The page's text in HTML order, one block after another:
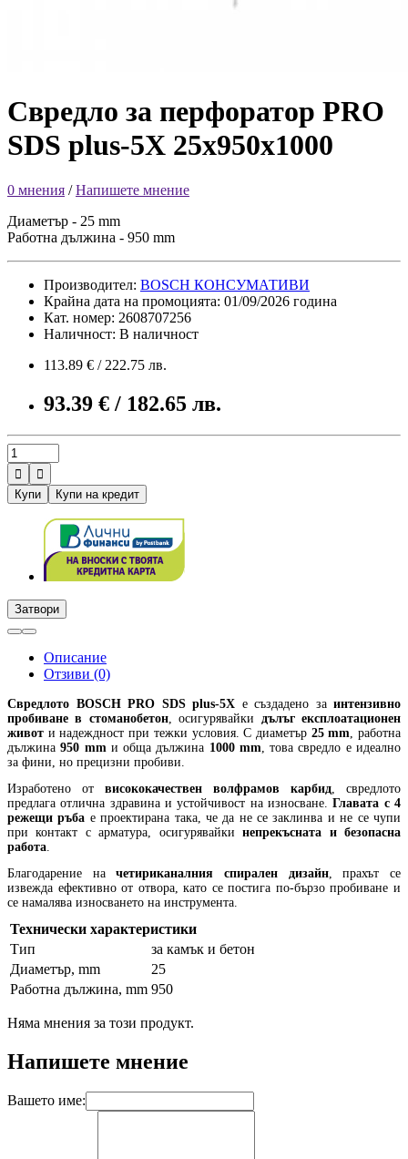
Свредло за перфоратор PRO
SDS plus-5X 25x950x1000
0 мнения /Напишете мнение
Диаметър - 25 mm
Работна дължина - 950 mm
Производител: BOSCH КОНСУМАТИВИ
Крайна дата на промоцията: 01/09/2026 година
Кат. номер: 2608707256
Наличност: В наличност
113.89 € / 222.75 лв.
93.39 € / 182.65 лв.


Купи
Купи на кредит
Затвори
Описание
Отзиви (0)
Свредлото BOSCH PRO SDS plus-5X е създадено за интензивно
пробиване в стоманобетон, осигурявайки
дълъг експлоатационен
живот и надеждност при тежки условия. С диаметър 25 mm , работна
дължина 950 mm и обща дължина 1000 mm , това свредло е идеално
за фини, но прецизни пробиви.
Изработено от
висококачествен волфрамов карбид , свредлото
предлага отлична здравина и устойчивост на износване.
Главата с 4
режещи ръба е проектирана така, че да не се заклинва и не се чупи
при контакт с арматура, осигурявайки
непрекъсната и безопасна
работа
Благодарение на
четириканалния спирален дизайн, прахът се
извежда ефективно от отвора, като се постига по-бързо пробиване и
се намалява износването на инструмента.
Технически характеристики
Тип
за камък и бетон
Диаметър, mm
25
Работна дължина, mm 950
Няма мнения за този продукт.
Напишете мнение
Вашето име: